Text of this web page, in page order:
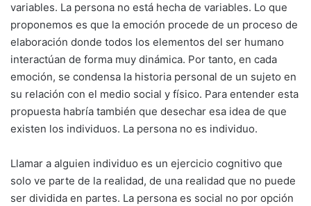
variables. La persona no está hecha de variables. Lo que
proponemos es que la emoción procede de un proceso de
elaboración donde todos los elementos del ser humano
interactúan de forma muy dinámica. Por tanto, en cada
emoción, se condensa la historia personal de un sujeto en
su relación con el medio social y físico. Para entender esta
propuesta habría también que desechar esa idea de que
existen los individuos. La persona no es individuo.
Llamar a alguien individuo es un ejercicio cognitivo que
solo ve parte de la realidad, de una realidad que no puede
ser dividida en partes. La persona es social no por opción